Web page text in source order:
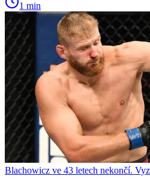
1 min
Blachowicz ve 43 letech nekončí.